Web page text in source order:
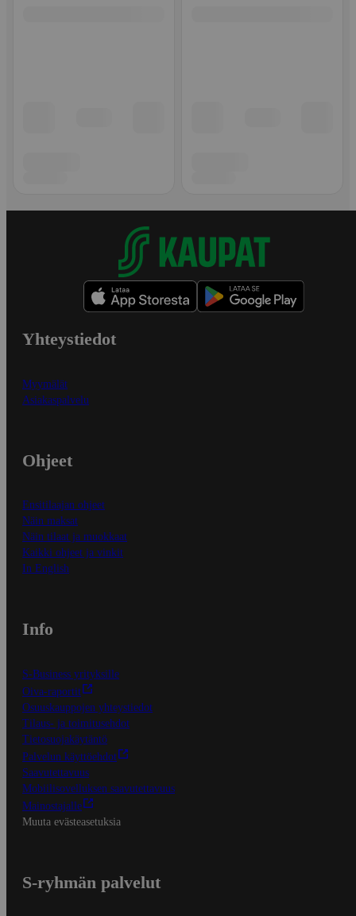
Yhteystiedot
Myymälät
Asiakaspalvelu
Ohjeet
Ensitilaajan ohjeet
Näin maksat
Näin tilaat ja muokkaat
Kaikki ohjeet ja vinkit
In English
Info
S-Business yrityksille
Oiva-raportit
Osuuskauppojen yhteystiedot
Tilaus- ja toimitusehdot
Tietosuojakäytäntö
Palvelun käyttöehdot
Saavutettavuus
Mobiilisovelluksen saavutettavuus
Mainostajalle
Muuta evästeasetuksia
S-ryhmän palvelut